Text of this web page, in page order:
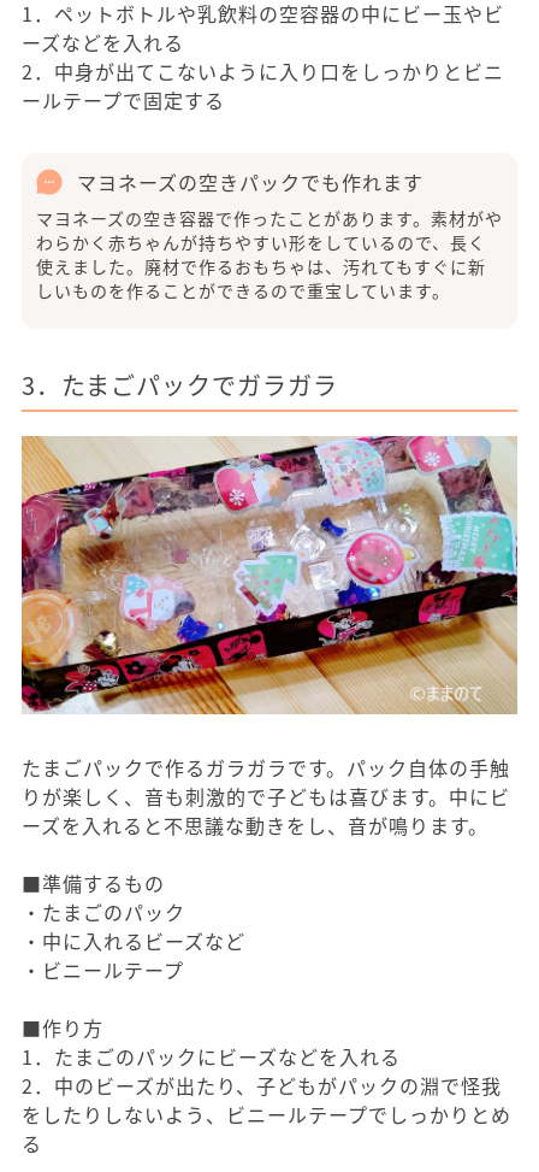
1．ペットボトルや乳飲料の空容器の中にビー玉やビ
ーズなどを入れる
2．中身が出てこないように入り口をしっかりとビニ
ールテープで固定する
マヨネーズの空きパックでも作れます
マヨネーズの空き容器で作ったことがあります。素材がや
わらかく赤ちゃんが持ちやすい形をしているので、長く
使えました。廃材で作るおもちゃは、汚れてもすぐに新
しいものを作ることができるので重宝しています。
3．たまごパックでガラガラ
たまごパックで作るガラガラです。パック自体の手触
りが楽しく、音も刺激的で子どもは喜びます。中にビ
ーズを入れると不思議な動きをし、音が鳴ります。
■準備するもの
・たまごのパック
・中に入れるビーズなど
・ビニールテープ
■作り方
1．たまごのパックにビーズなどを入れる
2．中のビーズが出たり、子どもがパックの淵で怪我
をしたりしないよう、ビニールテープでしっかりとめ
る